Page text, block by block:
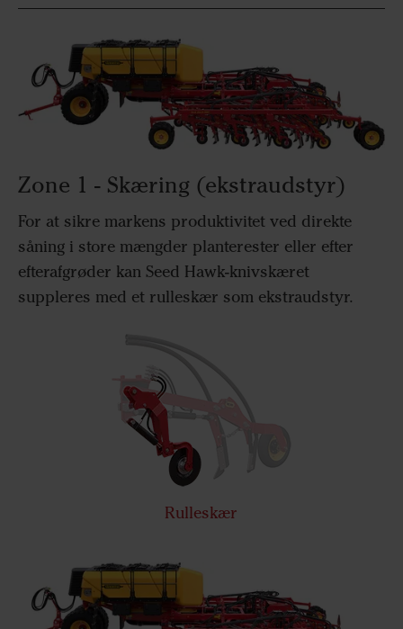
Zone 1 - Skæring (ekstraudstyr)
For at sikre markens produktivitet ved direkte
såning i store mængder planterester eller efter
efterafgrøder kan Seed Hawk-knivskæret
suppleres med et rulleskær som ekstraudstyr.
Rulleskær